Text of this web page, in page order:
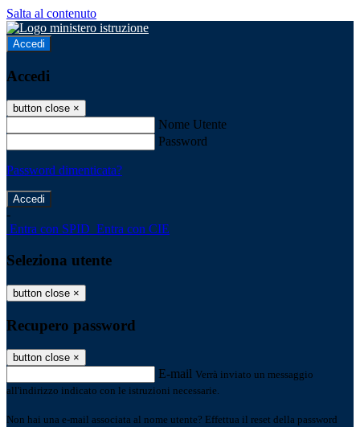
Salta al contenuto
Accedi
Accedi
button close ×
Nome Utente
Password
Password dimenticata?
-
Entra con SPID Entra con CIE
Seleziona utente
button close ×
Recupero password
button close ×
E-mail Verrà inviato un messaggio
all'indirizzo indicato con le istruzioni necessarie.
Non hai una e-mail associata al nome utente? Effettua il reset della password